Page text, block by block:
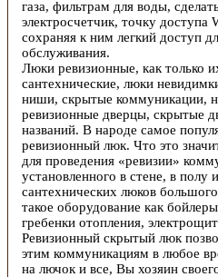
газа, фильтрам для воды,
электросчетчик, точку доступа
сохраняя к ним легкий доступ
обслуживания.
Люки ревизионные, как только
сантехнические, люки
ниши, скрытые коммуникации,
ревизионные дверцы, скрытые
названий. В народе самое
ревизионный люк. Что это
для проведения «ревизии»
установленного в стене, в
сантехнических люков
такое оборудование как
гребенки отопления,
Ревизионный скрытый люк
этим коммуникациям в любое
на лючок и все, Вы хозяин